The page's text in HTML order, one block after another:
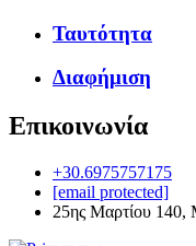
Ταυτότητα
Διαφήμιση
Επικοινωνία
+30.6975757175
[email protected]
25ης Μαρτίου 140,